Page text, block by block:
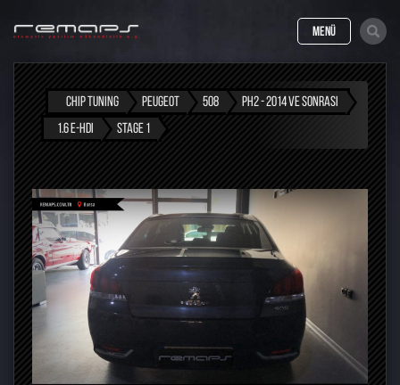
MENÜ
CHIP TUNING PEUGEOT 508
PH2 - 2014 VE SONRASI
1.6 E-HDI
STAGE 1